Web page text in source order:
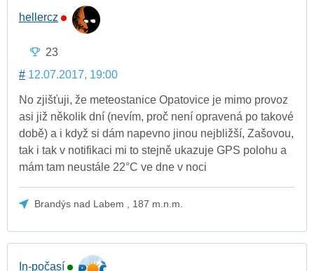
hellercz
23
# 12.07.2017, 19:00
No zjišťuji, že meteostanice Opatovice je mimo provoz
asi již několik dní (nevím, proč není opravená po takové
době) a i když si dám napevno jinou nejbližší, Zašovou,
tak i tak v notifikaci mi to stejně ukazuje GPS polohu a
mám tam neustále 22°C ve dne v noci
Brandýs nad Labem , 187 m.n.m.
In-počasí